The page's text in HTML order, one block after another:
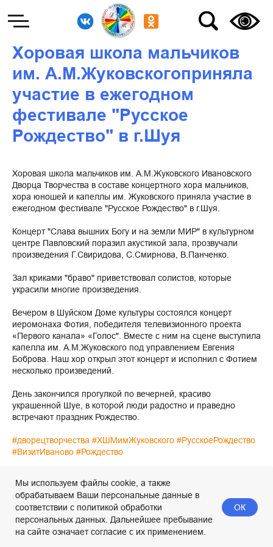
Мы используем файлы cookie, а также
обрабатываем Ваши персональные данные в
соответствии с политикой обработки
персональных данных. Дальнейшее пребывание
на сайте означает согласие с их применением.
ОК
Хоровая школа мальчиков
им. А.М.Жуковскогоприняла
участие в ежегодном
фестивале "Русское
Рождество" в г.Шуя
Хоровая школа мальчиков им. А.М.Жуковского Ивановского
Дворца Творчества в составе концертного хора мальчиков,
хора юношей и капеллы им. Жуковского приняла участие в
ежегодном фестивале "Русское Рождество" в г.Шуя.
Концерт "Слава вышних Богу и на земли МИР" в культурном
центре Павловский поразил акустикой зала, прозвучали
произведения Г.Свиридова, С.Смирнова, В.Панченко.
Зал криками "браво" приветствовал солистов, которые
украсили многие произведения.
Вечером в Шуйском Доме культуры состоялся концерт
иеромонаха Фотия, победителя телевизионного проекта
«Первого канала» «Голос". Вместе с ним на сцене выступила
капелла им. А.М.Жуковского под управлением Евгения
Боброва. Наш хор открыл этот концерт и исполнил с Фотием
несколько произведений.
День закончился прогулкой по вечерней, красиво
украшенной Шуе, в которой люди радостно и праведно
встречают праздник Рождество.
#дворецтворчества #ХШМимЖуковского #РусскоеРождество
#ВизитИваново #Рождество
2026-01-12 07:35